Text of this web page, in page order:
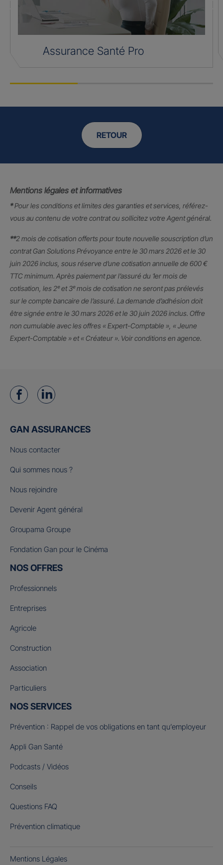
Assurance Santé Pro
RETOUR
Mentions légales et informatives
*Pour les conditions et limites des garanties et services, référez-
vous au contenu de votre contrat ou sollicitez votre Agent général.
**2 mois de cotisation offerts pour toute nouvelle souscription d’un
contrat Gan Solutions Prévoyance entre le 30 mars 2026 et le 30
juin 2026 inclus, sous réserve d’une cotisation annuelle de 600 €
TTC minimum. Après paiement par l’assuré du 1er mois de
cotisation, les 2ᵉ et 3ᵉ mois de cotisation ne seront pas prélevés
sur le compte bancaire de l’assuré. La demande d’adhésion doit
être signée entre le 30 mars 2026 et le 30 juin 2026 inclus. Offre
non cumulable avec les offres « Expert-Comptable », « Jeune
Expert-Comptable » et « Créateur ». Voir conditions en agence.
GAN ASSURANCES
Nous contacter
Qui sommes nous ?
Nous rejoindre
Devenir Agent général
Groupama Groupe
Fondation Gan pour le Cinéma
NOS OFFRES
Professionnels
Entreprises
Agricole
Construction
Association
Particuliers
NOS SERVICES
Prévention : Rappel de vos obligations en tant qu’employeur
Appli Gan Santé
Podcasts / Vidéos
Conseils
Questions FAQ
Prévention climatique
Mentions Légales